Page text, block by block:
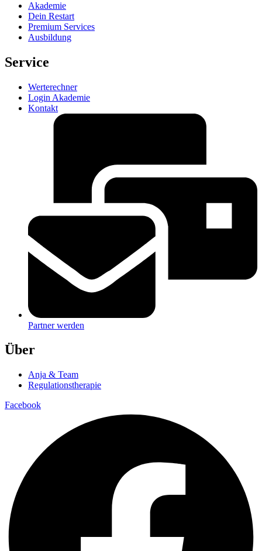
Akademie
Dein Restart
Premium Services
Ausbildung
Service
Werterechner
Login Akademie
Kontakt
Partner werden
Über
Anja & Team
Regulationstherapie
Facebook